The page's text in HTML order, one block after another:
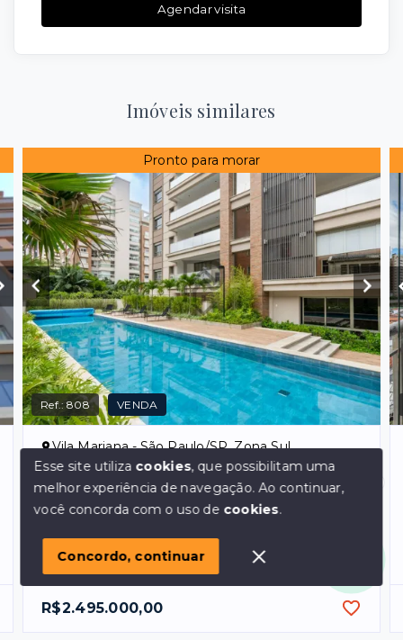
Agendar visita
Imóveis similares
Pronto para morar
Ref.:808 VENDA
Vila Mariana - São Paulo/SP, Zona Sul
Apartamento Alto Padrão em Vila
Mariana, pronto para morar
Dormitórios 2, sendo2suítes
Garagens
2
Área Privativa
153m²
R$2.495.000,00
Olá! em posso ajudar?
Esse site utiliza cookies, que possibilitam uma
melhor experiência de navegação.Ao continuar,
você concorda com o uso de cookies.
Concordo, continuar